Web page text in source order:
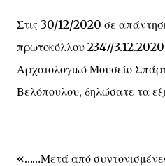
Στις 30/12/2020 σε
πρωτοκόλλου 2347/
Αρχαιολογικό Μουσείο
Βελόπουλου, δηλώσατε τα
«……Μετά από συντονισμένες